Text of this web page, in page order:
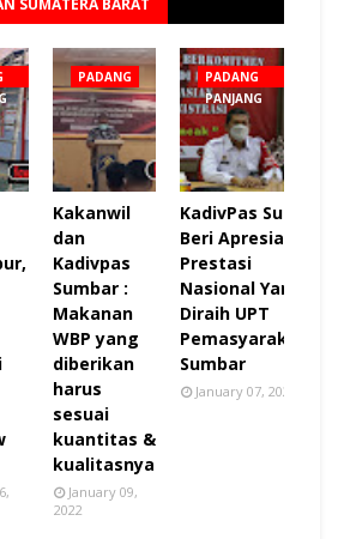
SUMATERA BARAT
Lihat semua
PADANG
Kakanwil
dan
Kadivpas
Sumbar :
Makanan
WBP yang
diberikan
harus
sesuai
kuantitas &
kualitasnya
January 09,
2022
PADANG
PANJANG
KadivPas Sumbar
Beri Apresiasi 27
Prestasi
Nasional Yang
Diraih UPT
Pemasyarakatan
Sumbar
January 07, 2022